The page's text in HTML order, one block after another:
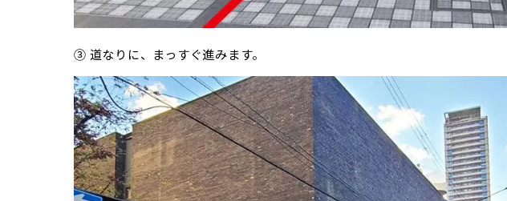
③ 道なりに、まっすぐ進みます。